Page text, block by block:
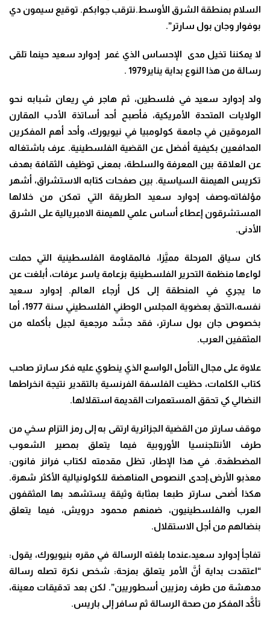
السلام بمنطقة الشرق الأوسط.نترقب جوابكم. توقيع سيمون دي
بوفوار وجان بول سارتر”.
لا يمكننا تخيل مدى الإحساس الذي غمر إدوارد سعيد حينما تلقى
رسالة من هذا النوع بداية يناير1979 .
ولد إدوارد سعيد في فلسطين، ثم هاجر في ريعان شبابه نحو
الولايات المتحدة الأمريكية، فأصبح أحد أساتذة الأدب المقارن
المرموقين في جامعة كولومبيا في نيويورك، وأحد أهم المفكرين
المدافعين بكيفية أفضل عن القضية الفلسطينية. عرف باشتغاله
عن العلاقة بين المعرفة والسلطة، بمعنى توظيف الثقافة بهدف
تكريس الهيمنة السياسية. بين صفحات كتابه الاستشراق، أشهر
مؤلفاته،وصف إدوارد سعيد الطريقة التي تمكن من خلالها
المستشرقون إعطاء أساس علمي للهيمنة الامبريالية على الشرق
الأدنى.
كان سياق المرحلة مميَّزا، فالمقاومة الفلسطينية التي حملت
لواءها منظمة التحرير الفلسطينية بزعامة ياسر عرفات، أبلغت عن
ما يجري في المنطقة إلى كل أرجاء العالم. إدوارد سعيد
نفسه،التحق بعضوية المجلس الوطني الفلسطيني سنة 1977، أما
بخصوص جان بول سارتر، فقد جسَّد مرجعية لجيل بأكمله من
المثقفين العرب.
علاوة على مجال التأمل الواسع الذي ينطوي عليه فكر سارتر صاحب
كتاب الكلمات، حظيت الفلسفة الفرنسية بالتقدير نتيجة انخراطها
النضالي كي تحقق المستعمرات القديمة استقلالها.
موقف سارتر من القضية الجزائرية ارتقى به إلى رمز التزام سخي من
طرف الأنتلجنسيا الأوروبية فيما يتعلق بمصير الشعوب
المضطهَدة. في هذا الإطار، تظل مقدمته لكتاب فرانز فانون:
معذبو الأرض.إحدى النصوص المناهضة للكولونيالية الأكثر شهرة.
هكذا أضحى سارتر طبعا بمثابة وثيقة يستشهد بها المثقفون
العرب والفلسطينيون، ضمنهم محمود درويش، فيما يتعلق
بنضالهم من أجل الاستقلال.
تفاجأ إدوارد سعيد،عندما بلغته الرسالة في مقره بنيويورك، يقول:
“اعتقدت بداية أنَّ الأمر يتعلق بمزحة: شخص نكرة تصله رسالة
مدهشة من طرف رمزيين أسطوريين”. لكن بعد تدقيقات معينة،
تأكَّد المفكر من صحة الرسالة ثم سافر إلى باريس.